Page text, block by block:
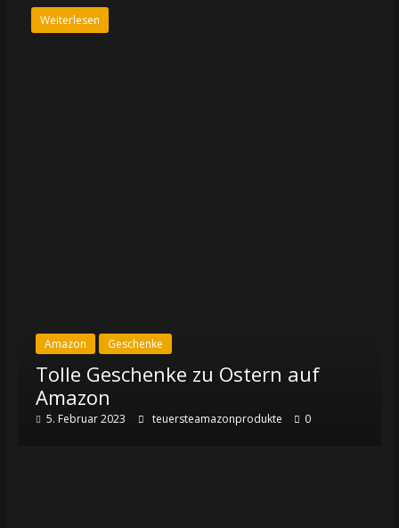
Weiterlesen
Amazon Geschenke
Tolle Geschenke zu Ostern auf
Amazon
5. Februar 2023 teuersteamazonprodukte 0